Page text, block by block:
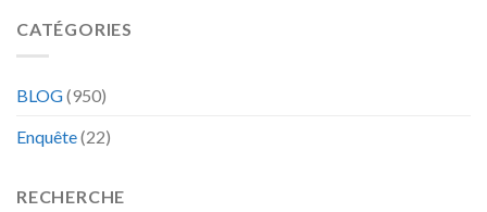
CATÉGORIES
BLOG(950)
Enquête(22)
RECHERCHE